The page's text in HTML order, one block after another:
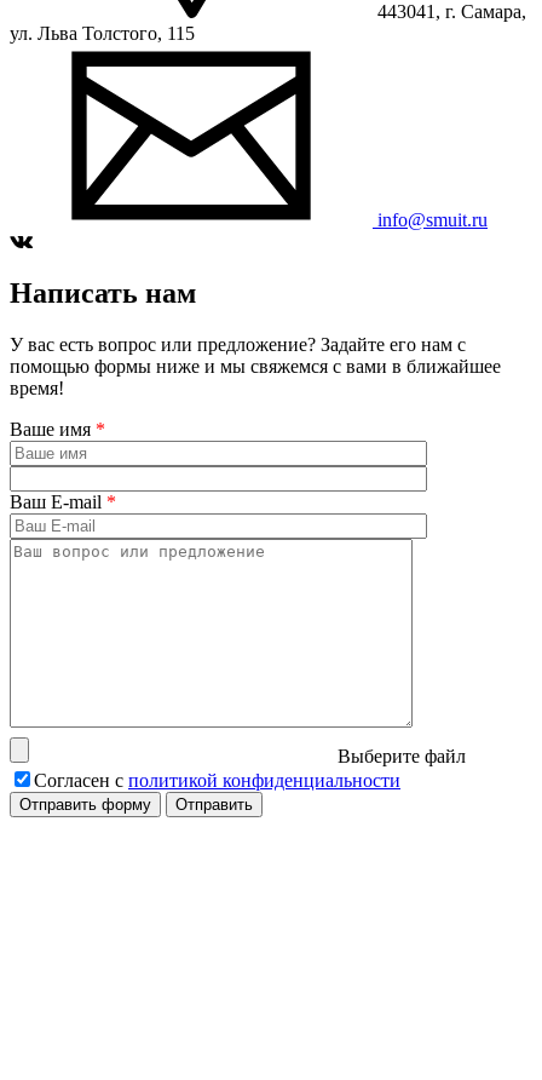
443041, г. Самара,
ул. Льва Толстого, 115
info@smuit.ru
Написать нам
У вас есть вопрос или предложение? Задайте его нам с
помощью формы ниже и мы свяжемся с вами в ближайшее
время!
Ваше имя *
Ваш E-mail *
Выберите файл
Согласен с политикой конфиденциальности
Отправить форму